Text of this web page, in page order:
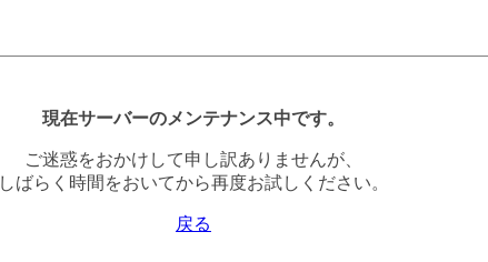
現在サーバーのメンテナンス中です。
ご迷惑をおかけして申し訳ありませんが、
しばらく時間をおいてから再度お試しください。
戻る